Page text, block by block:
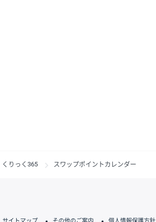
くりっく365 スワップポイントカレンダー